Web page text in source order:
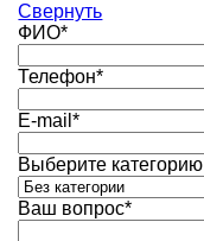
Свернуть
ФИО*
Телефон*
E-mail*
Выберите категорию
Ваш вопрос*